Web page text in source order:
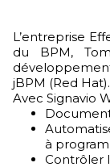
L’entreprise
du BPM,
jBPM (Red Hat).
Avec Signavio
à
Contrôler